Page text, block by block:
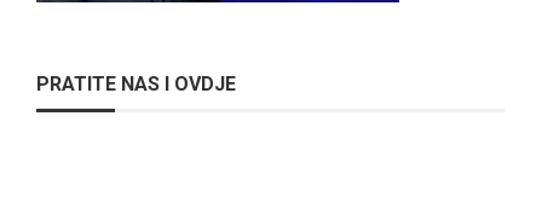
PRATITE NAS I OVDJE